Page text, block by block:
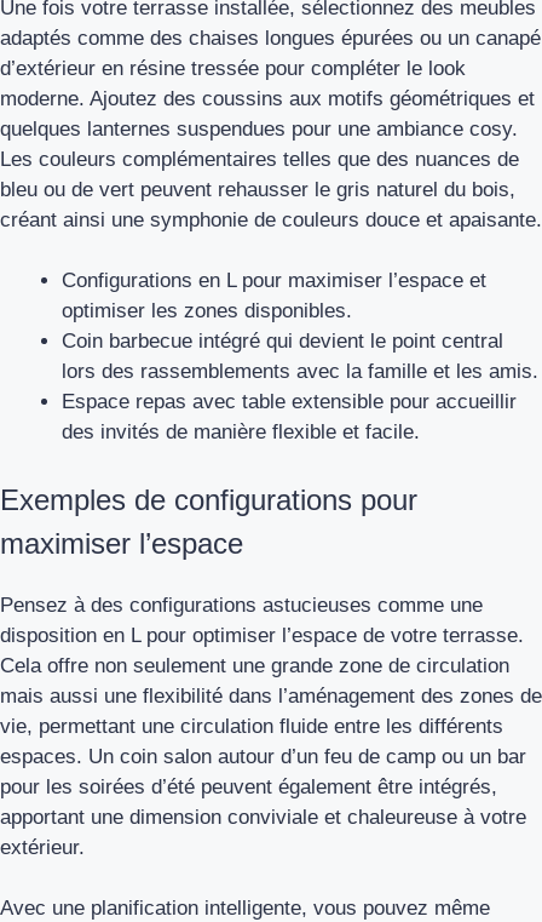
Une fois votre terrasse installée, sélectionnez des meubles
adaptés comme des chaises longues épurées ou un canapé
d’extérieur en résine tressée pour compléter le look
moderne. Ajoutez des coussins aux motifs géométriques et
quelques lanternes suspendues pour une ambiance cosy.
Les couleurs complémentaires telles que des nuances de
bleu ou de vert peuvent rehausser le gris naturel du bois,
créant ainsi une symphonie de couleurs douce et apaisante.
Configurations en L pour maximiser l’espace et
optimiser les zones disponibles.
Coin barbecue intégré qui devient le point central
lors des rassemblements avec la famille et les amis.
Espace repas avec table extensible pour accueillir
des invités de manière flexible et facile.
Exemples de configurations pour
maximiser l’espace
Pensez à des configurations astucieuses comme une
disposition en L pour optimiser l’espace de votre terrasse.
Cela offre non seulement une grande zone de circulation
mais aussi une flexibilité dans l’aménagement des zones de
vie, permettant une circulation fluide entre les différents
espaces. Un coin salon autour d’un feu de camp ou un bar
pour les soirées d’été peuvent également être intégrés,
apportant une dimension conviviale et chaleureuse à votre
extérieur.
Avec une planification intelligente, vous pouvez même